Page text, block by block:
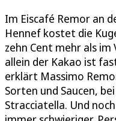
Im Eiscafé Remor an
Hennef kostet die
zehn Cent mehr als im
allein der Kakao ist
erklärt Massimo
Sorten und Saucen,
Stracciatella. Und